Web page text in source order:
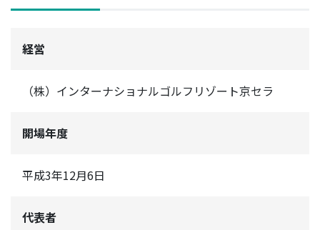
経営
（株）インターナショナルゴルフリゾート京セラ
開場年度
平成3年12月6日
代表者